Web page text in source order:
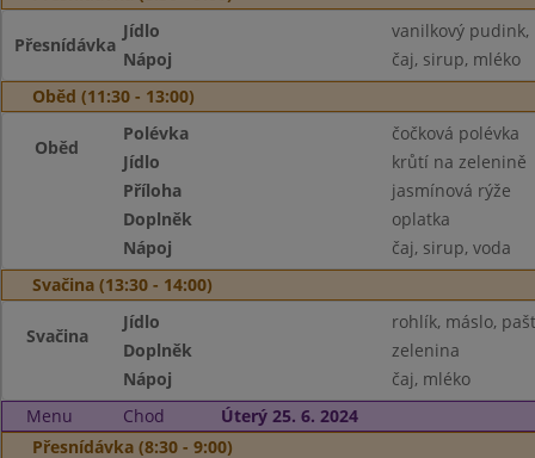
Přesnídávka
Jídlo
vanilkový pudink,
Nápoj
čaj, sirup, mléko
Oběd (11:30 - 13:00)
Oběd
Polévka
čočková polévka
Jídlo
krůtí na zelenině
Příloha
jasmínová rýže
Doplněk
oplatka
Nápoj
čaj, sirup, voda
Svačina (13:30 - 14:00)
Svačina
Jídlo
rohlík, máslo,
Doplněk
zelenina
Nápoj
čaj, mléko
Menu
Chod
Úterý 25. 6. 2024
Přesnídávka (8:30 - 9:00)